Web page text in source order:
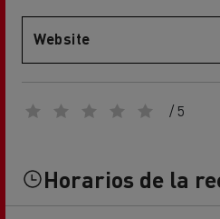
Website
/ 5
Horarios de la